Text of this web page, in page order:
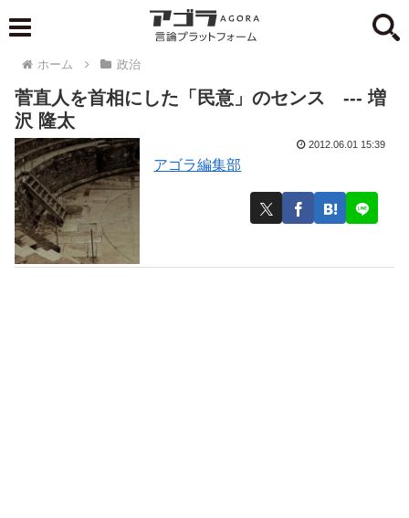
ホーム 政治
菅直人を首相にした「民意」のセンス --- 増
沢 隆太
アゴラ編集部
2012.06.01 15:39